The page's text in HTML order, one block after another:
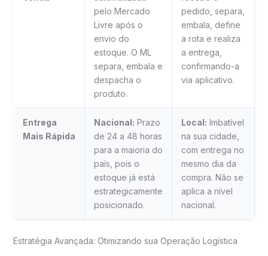
pelo Mercado
Livre após o
envio do
estoque. O ML
separa, embala e
despacha o
produto.
pedido, separa,
embala, define
a rota e realiza
a entrega,
confirmando-a
via aplicativo.
Entrega
Mais Rápida
Nacional: Prazo
de 24 a 48 horas
para a maioria do
país, pois o
estoque já está
estrategicamente
posicionado.
Local: Imbatível
na sua cidade,
com entrega no
mesmo dia da
compra. Não se
aplica a nível
nacional.
Estratégia Avançada: Otimizando sua Operação Logística